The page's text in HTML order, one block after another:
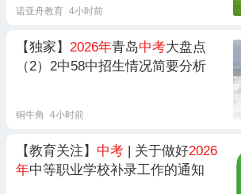
诺亚舟教育 4小时前
【独家】 2026年青岛中考大盘点
（2）2中58中招生情况简要分析
铜牛角 4小时前
【教育关注】 中考 | 关于做好2026
年中等职业学校补录工作的通知